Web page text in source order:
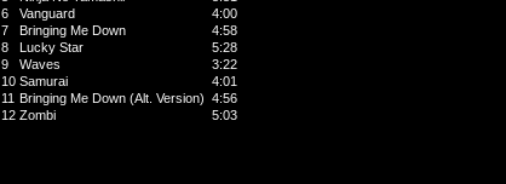
6
Vanguard
4:00
7
Bringing Me Down
4:58
8
Lucky Star
5:28
9
Waves
3:22
10 Samurai
4:01
11 Bringing Me Down (Alt. Version) 4:56
12 Zombi 5:03